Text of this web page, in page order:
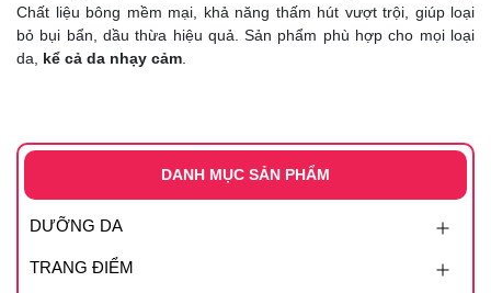
Chất liệu bông mềm mại, khả năng thấm hút vượt trội, giúp loại
bỏ bụi bẩn, dầu thừa hiệu quả. Sản phẩm phù hợp cho mọi loại
da, kể cả da nhạy cảm.
DANH MỤC SẢN PHẨM
DƯỠNG DA
TRANG ĐIỂM